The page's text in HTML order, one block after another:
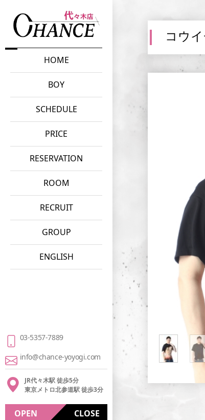
HOME
BOY
SCHEDULE
PRICE
RESERVATION
ROOM
RECRUIT
GROUP
ENGLISH
03-5357-7889
info@chance-yoyogi.com
JR代々木駅 徒歩5分
東京メトロ北参道駅 徒歩3分
OPEN CLOSE
コウ